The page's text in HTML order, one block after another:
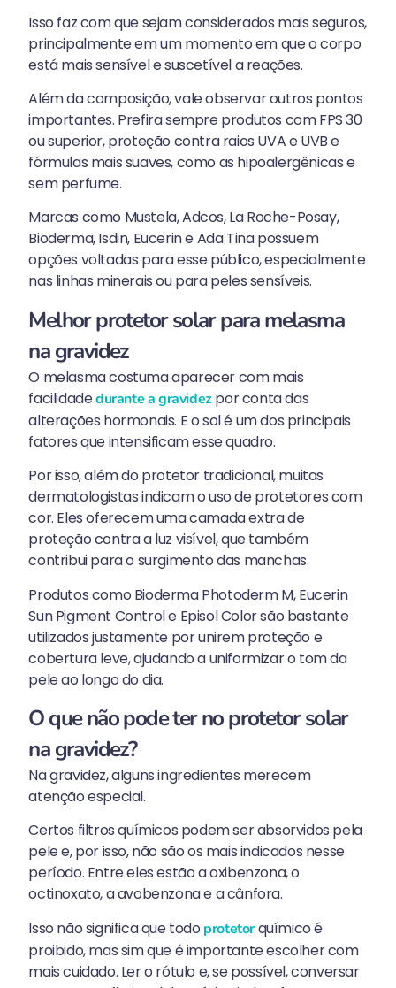
Isso faz com que sejam considerados mais seguros,
principalmente em um momento em que o corpo
está mais sensível e suscetível a reações.
Além da composição, vale observar outros pontos
importantes. Prefira sempre produtos com FPS 30
ou superior, proteção contra raios UVA e UVB e
fórmulas mais suaves, como as hipoalergênicas e
sem perfume.
Marcas como Mustela, Adcos, La Roche-Posay,
Bioderma, Isdin, Eucerin e Ada Tina possuem
opções voltadas para esse público, especialmente
nas linhas minerais ou para peles sensíveis.
Melhor protetor solar para melasma
na gravidez
O melasma costuma aparecer com mais
facilidadedurante a gravidezpor conta das
alterações hormonais. E o sol é um dos principais
fatores que intensificam esse quadro.
Por isso, além do protetor tradicional, muitas
dermatologistas indicam o uso de protetores com
cor. Eles oferecem uma camada extra de
proteção contra a luz visível, que também
contribui para o surgimento das manchas.
Produtos como Bioderma Photoderm M, Eucerin
Sun Pigment Control e Episol Color são bastante
utilizados justamente por unirem proteção e
cobertura leve, ajudando a uniformizar o tom da
pele ao longo do dia.
O que não pode ter no protetor solar
na gravidez?
Na gravidez, alguns ingredientes merecem
atenção especial.
Certos filtros químicos podem ser absorvidos pela
pele e, por isso, não são os mais indicados nesse
período. Entre eles estão a oxibenzona, o
octinoxato, a avobenzona e a cânfora.
Isso não significa que todo protetorquímico é
proibido, mas sim que é importante escolher com
mais cuidado. Ler o rótulo e, se possível, conversar